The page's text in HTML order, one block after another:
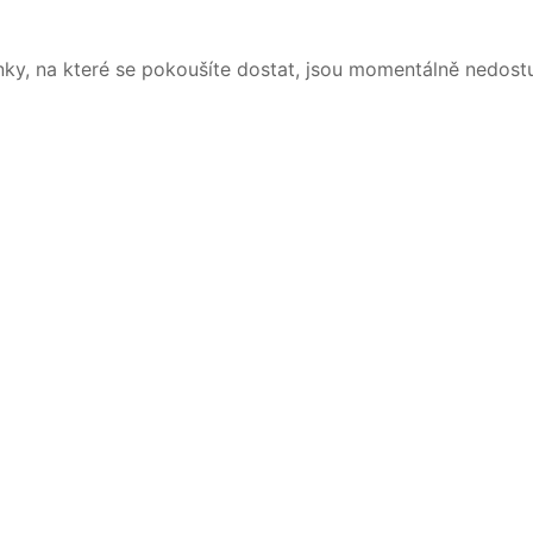
na které se pokoušíte dostat, jsou momentálně